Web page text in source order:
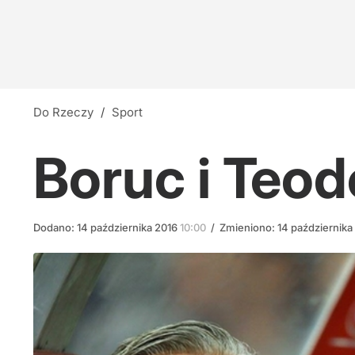
"Nie miał prawa wygrać". Prezydencki minister
10
"Niewybaczalny błąd". Wicepremier krytykuje
29
Do Rzeczy / Sport
Boruc i
Dodano: 14 października 201610:00 / Zmieniono: 14 października